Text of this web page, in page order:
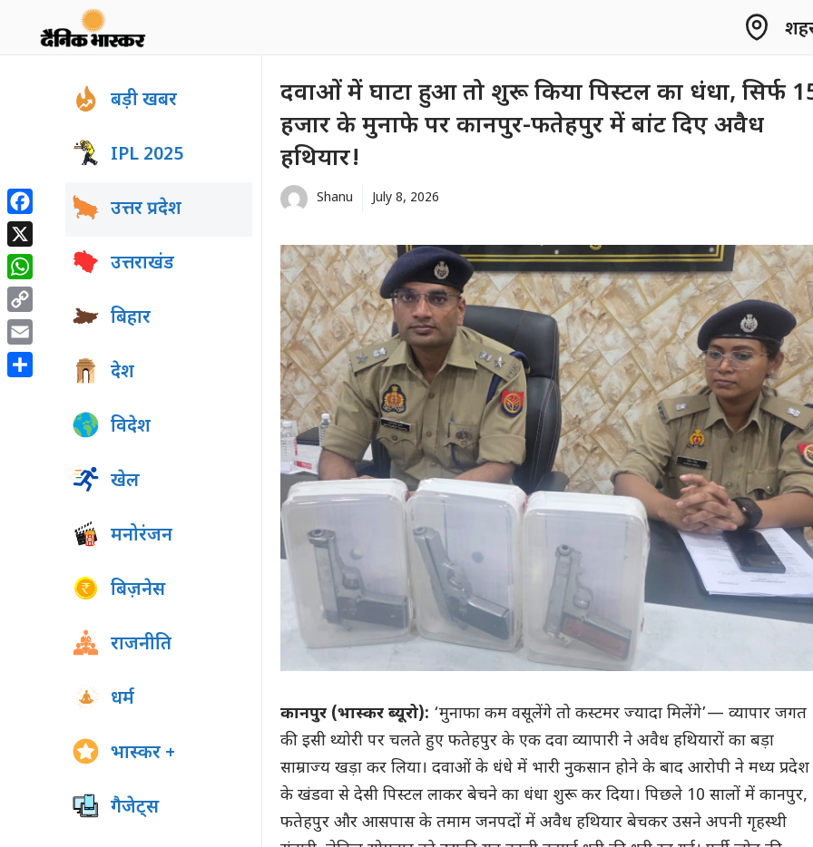
दवाओं में घाटा हुआ तो शुरू किया पिस्टल का धंधा, सिर्फ
हजार के मुनाफे पर कानपुर-फतेहपुर में बांट दिए अवैध
हथियार!
Shanu July 8, 2026
कानपुर (भास्कर ब्यूरो): ‘मुनाफा कम वसूलेंगे तो कस्टमर ज्यादा मिलेंगे’— व्यापार जगत
की इसी थ्योरी पर चलते हुए फतेहपुर के एक दवा व्यापारी ने अवैध हथियारों का बड़ा
साम्राज्य खड़ा कर लिया। दवाओं के धंधे में भारी नुकसान होने के बाद आरोपी ने मध्य प्रदेश
के खंडवा से देसी पिस्टल लाकर बेचने का धंधा शुरू कर दिया। पिछले 10 सालों में कानपुर,
फतेहपुर और आसपास के तमाम जनपदों में अवैध हथियार बेचकर उसने अपनी गृहस्थी
बड़ी खबर
IPL 2025
उत्तर प्रदेश
उत्तराखंड
बिहार
देश
विदेश
खेल
मनोरंजन
बिज़नेस
राजनीति
धर्म
भास्कर +
गैजेट्स
Facebook
X
WhatsApp
Copy
Link
Email